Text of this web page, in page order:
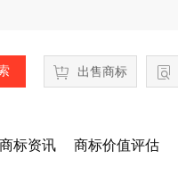
出售商标
商标资讯 商标价值评估